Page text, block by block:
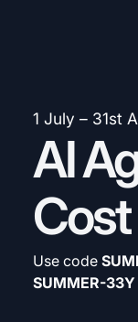
1 July – 31st
AI
Cost
Use code
SUMMER-33Y